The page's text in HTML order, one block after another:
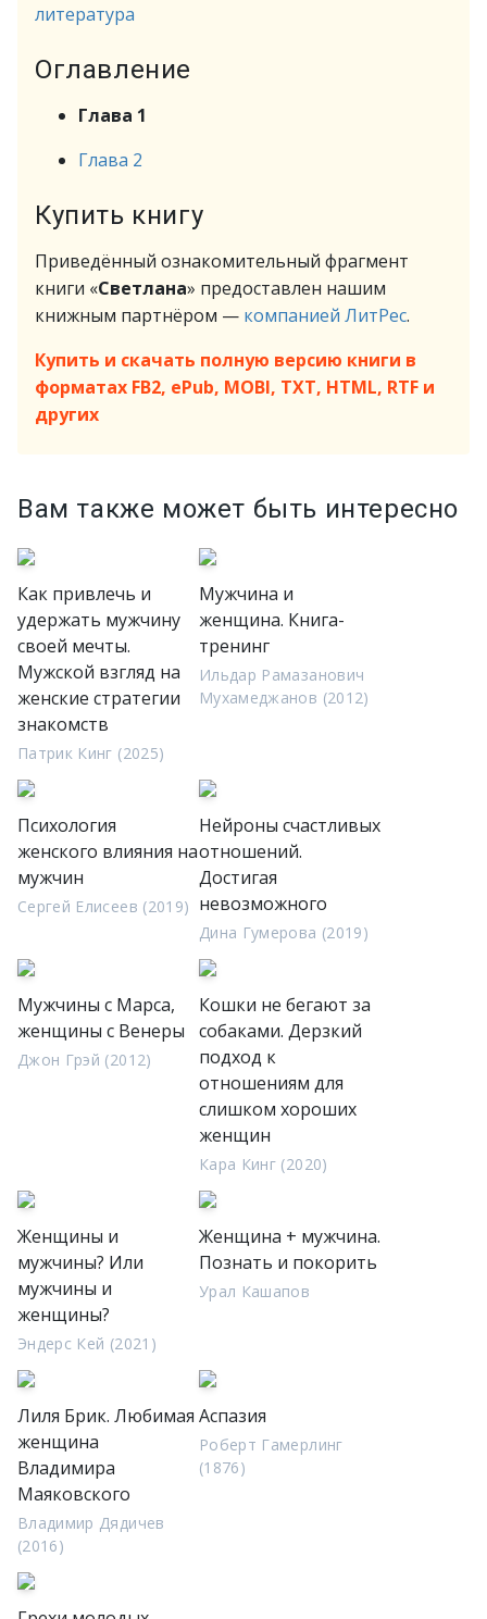
литература
Оглавление
Глава 1
Глава 2
Купить книгу
Приведённый ознакомительный фрагмент
книги «Светлана» предоставлен нашим
книжным партнёром — компанией ЛитРес.
Купить и скачать полную версию книги в
форматах FB2, ePub, MOBI, TXT, HTML, RTF и
других
Вам также может быть интересно
Как привлечь и
удержать мужчину
своей мечты.
Мужской взгляд на
женские стратегии
знакомств
Патрик Кинг (2025)
Мужчина и
женщина. Книга-
тренинг
Ильдар Рамазанович
Мухамеджанов (2012)
Психология
женского влияния на
мужчин
Сергей Елисеев (2019)
Нейроны счастливых
отношений.
Достигая
невозможного
Дина Гумерова (2019)
Мужчины с Марса,
женщины с Венеры
Джон Грэй (2012)
Кошки не бегают за
собаками. Дерзкий
подход к
отношениям для
слишком хороших
женщин
Кара Кинг (2020)
Женщины и
мужчины? Или
мужчины и
женщины?
Эндерс Кей (2021)
Женщина + мужчина.
Познать и покорить
Урал Кашапов
Лиля Брик. Любимая
женщина
Владимира
Маяковского
Владимир Дядичев
(2016)
Аспазия
Роберт Гамерлинг
(1876)